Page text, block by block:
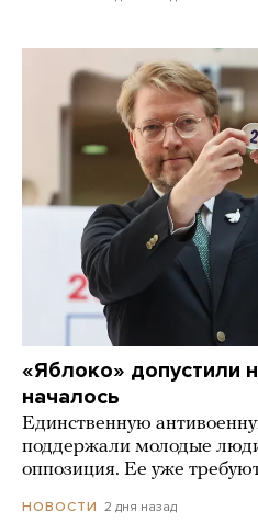
«Яблоко» допустили
началось
Единственную
поддержали молодые
оппозиция. Ее уже
НОВОСТИ 2 дня назад